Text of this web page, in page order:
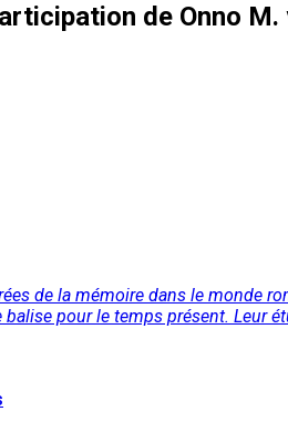
de Onno
de la mémoire dans le monde
pour le temps présent. Leur